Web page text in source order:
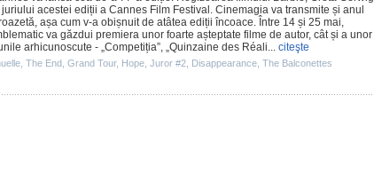
acestei ediții a Cannes Film Festival. Cinemagia va transmite și anul
așa cum v-a obișnuit de atâtea ediții încoace. Între 14 și 25 mai,
va găzdui premiera unor foarte așteptate filme de autor, cât și a unor
arhicunoscute - „Competiția”, „Quinzaine des Réali... citeşte
The End Grand Tour, Hope Juror #2 Disappearance The Balconettes